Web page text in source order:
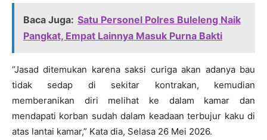
Baca Juga: Satu Personel Polres Buleleng Naik
Pangkat, Empat Lainnya Masuk Purna Bakti
“Jasad ditemukan karena saksi curiga akan adanya bau
tidak sedap di sekitar kontrakan, kemudian
memberanikan diri melihat ke dalam kamar dan
mendapati korban sudah dalam keadaan terbujur kaku di
atas lantai kamar,” Kata dia, Selasa 26 Mei 2026.